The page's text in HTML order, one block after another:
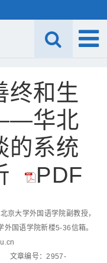
终和生
华北
的系统
PDF
京大学外国语学院副教授，
国语学院新楼5-36信箱。
文章编号：2957-